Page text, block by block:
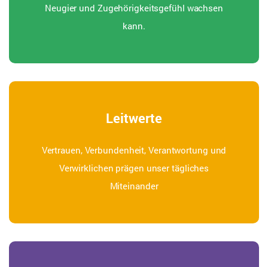
Neugier und Zugehörigkeitsgefühl wachsen
kann.
Leitwerte
Vertrauen, Verbundenheit, Verantwortung und
Verwirklichen prägen unser tägliches
Miteinander